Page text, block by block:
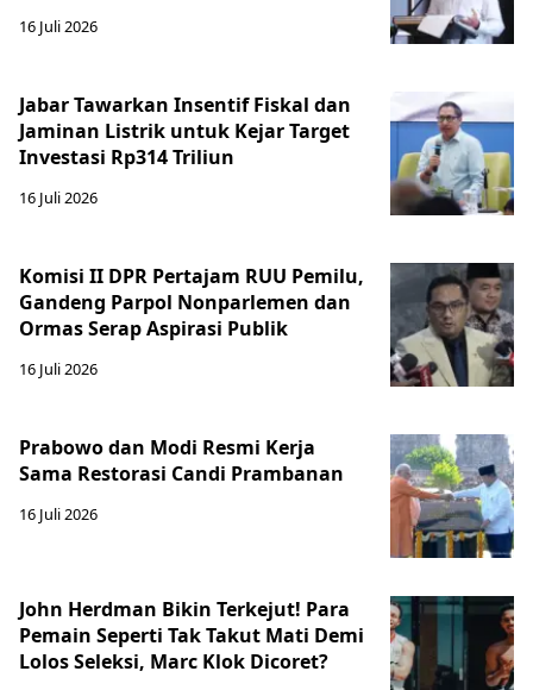
16 Juli 2026
Jabar Tawarkan Insentif Fiskal dan
Jaminan Listrik untuk Kejar Target
Investasi Rp314 Triliun
16 Juli 2026
Komisi II DPR Pertajam RUU Pemilu,
Gandeng Parpol Nonparlemen dan
Ormas Serap Aspirasi Publik
16 Juli 2026
Prabowo dan Modi Resmi Kerja
Sama Restorasi Candi Prambanan
16 Juli 2026
John Herdman Bikin Terkejut! Para
Pemain Seperti Tak Takut Mati Demi
Lolos Seleksi, Marc Klok Dicoret?